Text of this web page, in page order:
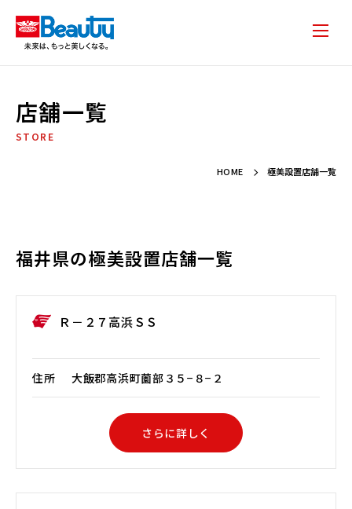
店舗一覧
STORE
HOME 極美設置店舗一覧
福井県の極美設置店舗一覧
Ｒ－２７高浜ＳＳ
住所 大飯郡高浜町薗部３５−８−２
さらに詳しく